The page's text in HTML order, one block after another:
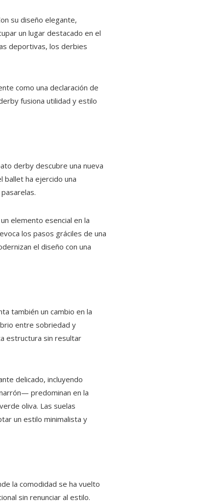
su diseño elegante,
un lugar destacado en el
deportivas, los derbies
como una declaración de
fusiona utilidad y estilo
derby descubre una nueva
ballet ha ejercido una
elemento esencial en la
los pasos gráciles de una
el diseño con una
también un cambio en la
entre sobriedad y
estructura sin resultar
delicado, incluyendo
predominan en la
oliva. Las suelas
un estilo minimalista y
la comodidad se ha vuelto
sin renunciar al estilo.